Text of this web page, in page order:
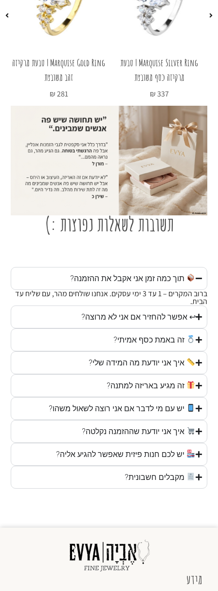
Marquise Silver Ring | טבעת
מרקיזה כסף משובצת
337
₪
Marquise Gold Ring | טבעת מרקיזה
זהב משובצת
281
₪
תשובות לשאלות נפוצות :)
תוך כמה זמן אני אקבל את ההזמנה?
ברוב המקרים – 1 עד 3 ימי עסקים. אנחנו שולחים מהר, עם שליח עד
הבית.
↩ אפשר להחזיר אם אני לא מרוצה?
זה באמת כסף אמיתי?
איך אני יודעת מה המידה שלי?
זה מגיע באריזה למתנה?
יש עם מי לדבר אם אני רוצה לשאול משהו?
איך אני יודעת שההזמנה נקלטה?
יש לכם חנות פיזית שאפשר להגיע אליה?
מקבלים חשבונית?
מידע